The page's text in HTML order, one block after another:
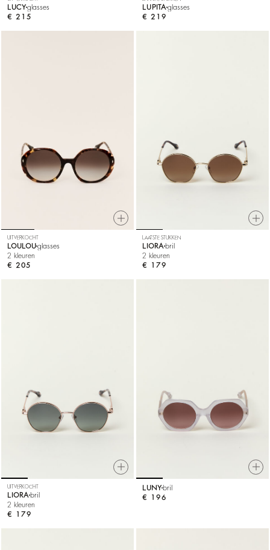
LUCYglasses
€ 215
LUPITA glasses
€ 219
UITVERKOCHT
LOULOUglasses
2 kleuren
€ 205
LAATSTE STUKKEN
LIORA bril
2 kleuren
€ 179
UITVERKOCHT
LIORA bril
2 kleuren
€ 179
LUNY bril
€ 196